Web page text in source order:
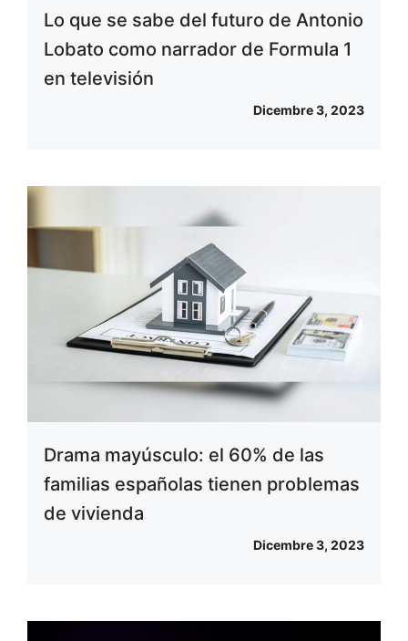
Lo que se sabe del futuro de Antonio
Lobato como narrador de Formula 1
en televisión
Dicembre 3, 2023
Drama mayúsculo: el 60% de las
familias españolas tienen problemas
de vivienda
Dicembre 3, 2023